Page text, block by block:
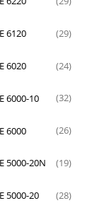
6120 (29)
6020 (24)
6000-10 (32)
6000 (26)
5000-20N (19)
5000-20 (28)